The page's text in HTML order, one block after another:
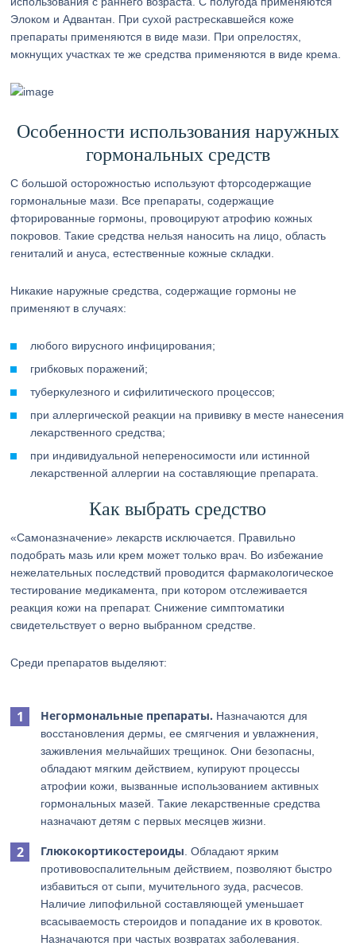
Элоком и Адвантан. При сухой растрескавшейся коже
препараты применяются в виде мази. При опрелостях,
мокнущих участках те же средства применяются в виде крема.
Особенности использования наружных
гормональных средств
С большой осторожностью используют фторсодержащие
гормональные мази. Все препараты, содержащие
фторированные гормоны, провоцируют атрофию кожных
покровов. Такие средства нельзя наносить на лицо, область
гениталий и ануса, естественные кожные складки.
Никакие наружные средства, содержащие гормоны не
применяют в случаях:
любого вирусного инфицирования;
грибковых поражений;
туберкулезного и сифилитического процессов;
при аллергической реакции на прививку в месте нанесения
лекарственного средства;
при индивидуальной непереносимости или истинной
лекарственной аллергии на составляющие препарата.
Как выбрать средство
«Самоназначение» лекарств исключается. Правильно
подобрать мазь или крем может только врач. Во избежание
нежелательных последствий проводится фармакологическое
тестирование медикамента, при котором отслеживается
реакция кожи на препарат. Снижение симптоматики
свидетельствует о верно выбранном средстве.
Среди препаратов выделяют:
Негормональные препараты. Назначаются для
восстановления дермы, ее смягчения и увлажнения,
заживления мельчайших трещинок. Они безопасны,
обладают мягким действием, купируют процессы
атрофии кожи, вызванные использованием активных
гормональных мазей. Такие лекарственные средства
назначают детям с первых месяцев жизни.
Глюкокортикостероиды . Обладают ярким
противовоспалительным действием, позволяют быстро
избавиться от сыпи, мучительного зуда, расчесов.
Наличие липофильной составляющей уменьшает
всасываемость стероидов и попадание их в кровоток.
Назначаются при частых возвратах заболевания.